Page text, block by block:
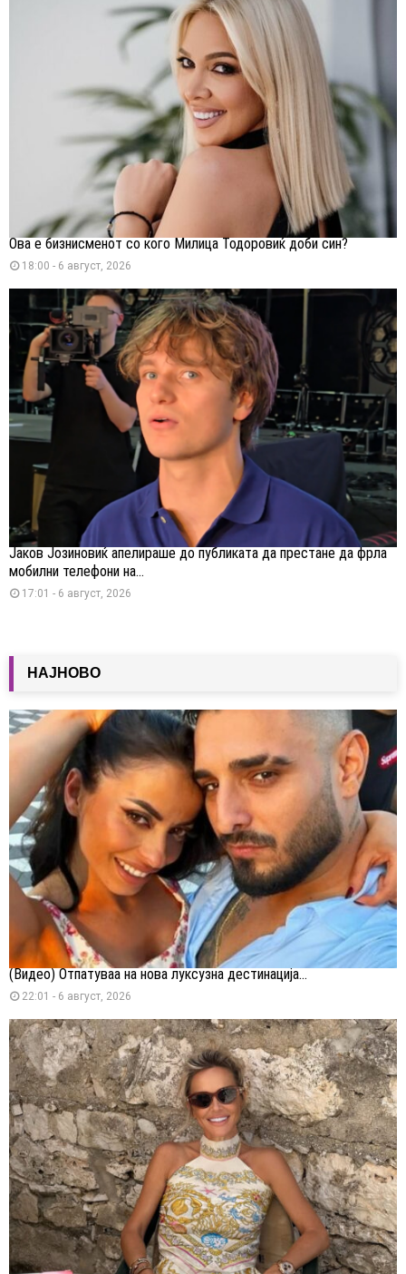
Ова е бизнисменот со кого Милица Тодоровиќ доби син?
18:00 - 6 август, 2026
Јаков Јозиновиќ апелираше до публиката да престане да фрла
мобилни телефони на...
17:01 - 6 август, 2026
НАЈНОВО
(Видео) Отпатуваа на нова луксузна дестинација...
22:01 - 6 август, 2026